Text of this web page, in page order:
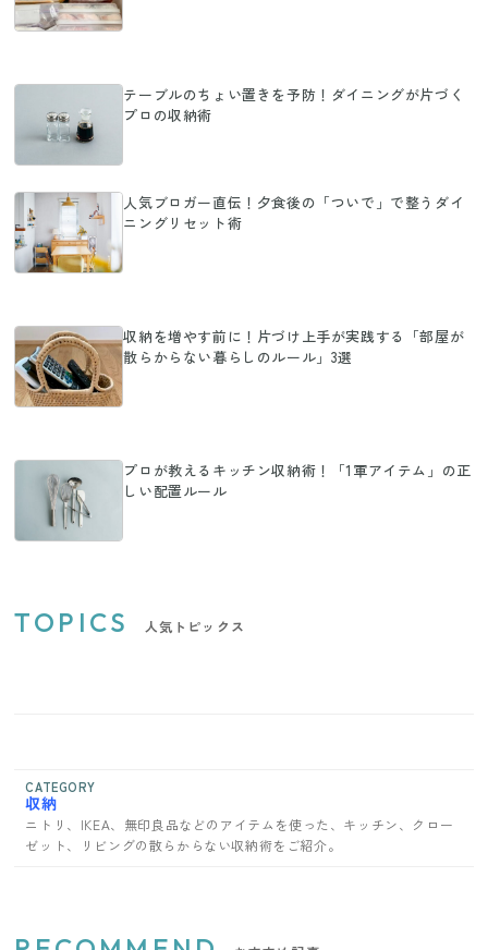
テーブルのちょい置きを予防！ダイニングが片づく
プロの収納術
人気ブロガー直伝！夕食後の「ついで」で整うダイ
ニングリセット術
収納を増やす前に！片づけ上手が実践する「部屋が
散らからない暮らしのルール」3選
プロが教えるキッチン収納術！「1軍アイテム」の正
しい配置ルール
TOPICS 人気トピックス
CATEGORY
収納
ニトリ、IKEA、無印良品などのアイテムを使った、キッチン、クロー
ゼット、リビングの散らからない収納術をご紹介。